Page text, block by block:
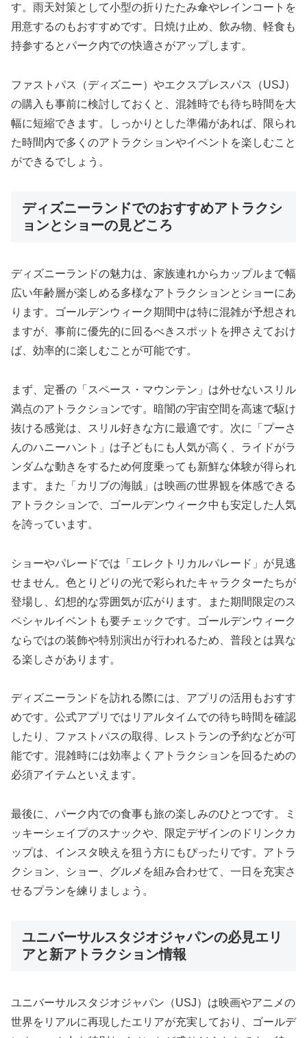
す。雨天対策として小型の折りたたみ傘やレインコートを
用意するのもおすすめです。日焼け止め、飲み物、軽食も
持参するとパーク内での快適さがアップします。
ファストパス（ディズニー）やエクスプレスパス（USJ）
の購入も事前に検討しておくと、混雑時でも待ち時間を大
幅に短縮できます。しっかりとした準備があれば、限られ
た時間内で多くのアトラクションやイベントを楽しむこと
ができるでしょう。
ディズニーランドでのおすすめアトラクシ
ョンとショーの見どころ
ディズニーランドの魅力は、家族連れからカップルまで幅
広い年齢層が楽しめる多様なアトラクションとショーにあ
ります。ゴールデンウィーク期間中は特に混雑が予想され
ますが、事前に優先的に回るべきスポットを押さえておけ
ば、効率的に楽しむことが可能です。
まず、定番の「スペース・マウンテン」は外せないスリル
満点のアトラクションです。暗闇の宇宙空間を高速で駆け
抜ける感覚は、スリル好きな方に最適です。次に「プーさ
んのハニーハント」は子どもにも人気が高く、ライドがラ
ンダムな動きをするため何度乗っても新鮮な体験が得られ
ます。また「カリブの海賊」は映画の世界観を体感できる
アトラクションで、ゴールデンウィーク中も安定した人気
を誇っています。
ショーやパレードでは「エレクトリカルパレード」が見逃
せません。色とりどりの光で彩られたキャラクターたちが
登場し、幻想的な雰囲気が広がります。また期間限定のス
ペシャルイベントも要チェックです。ゴールデンウィーク
ならではの装飾や特別演出が行われるため、普段とは異な
る楽しさがあります。
ディズニーランドを訪れる際には、アプリの活用もおすす
めです。公式アプリではリアルタイムでの待ち時間を確認
したり、ファストパスの取得、レストランの予約などが可
能です。混雑時には効率よくアトラクションを回るための
必須アイテムといえます。
最後に、パーク内での食事も旅の楽しみのひとつです。ミ
ッキーシェイプのスナックや、限定デザインのドリンクカ
ップは、インスタ映えを狙う方にもぴったりです。アトラ
クション、ショー、グルメを組み合わせて、一日を充実さ
せるプランを練りましょう。
ユニバーサルスタジオジャパンの必見エリ
アと新アトラクション情報
ユニバーサルスタジオジャパン（USJ）は映画やアニメの
世界をリアルに再現したエリアが充実しており、ゴールデ